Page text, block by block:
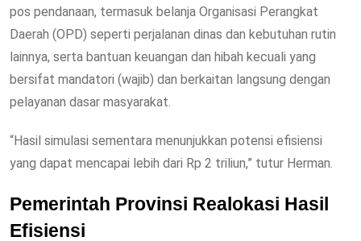
pos pendanaan, termasuk belanja Organisasi Perangkat
Daerah (OPD) seperti perjalanan dinas dan kebutuhan rutin
lainnya, serta bantuan keuangan dan hibah kecuali yang
bersifat mandatori (wajib) dan berkaitan langsung dengan
pelayanan dasar masyarakat.
“Hasil simulasi sementara menunjukkan potensi efisiensi
yang dapat mencapai lebih dari Rp 2 triliun,” tutur Herman.
Pemerintah Provinsi Realokasi Hasil
Efisiensi